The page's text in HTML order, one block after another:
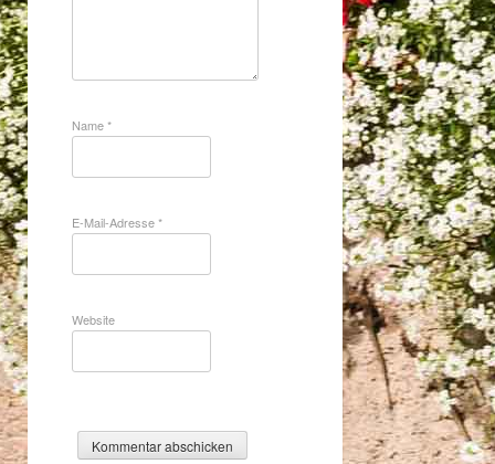
Name*
E-Mail-Adresse*
Website